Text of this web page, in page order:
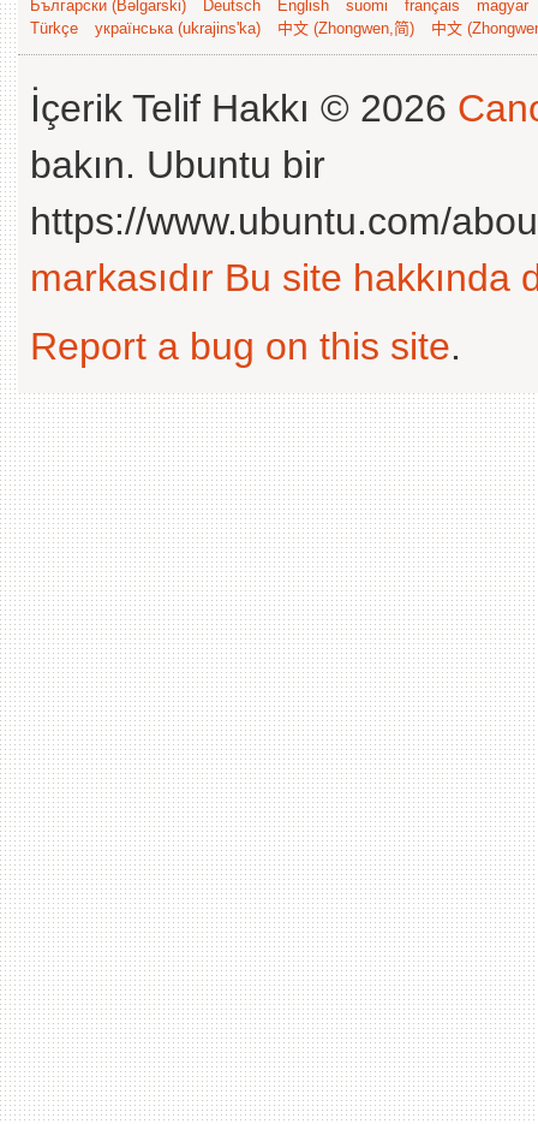
Български (Bəlgarski) Deutsch English suomi français
magyar
Türkçe
українська (ukrajins'ka) 中文 (Zhongwen,简) 中文
İçerik Telif Hakkı © 2026
bakın. Ubuntu bir
https://www.ubuntu.com/
markasıdır Bu site hakkında
Report a bug on this site.